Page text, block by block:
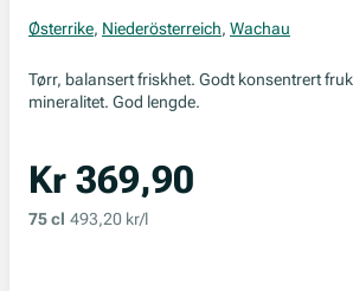
Østerrike, Niederösterreich, Wachau
Tørr, balansert friskhet. Godt konsentrert
mineralitet. God lengde.
Kr 369,90
75 cl 493,20 kr/l